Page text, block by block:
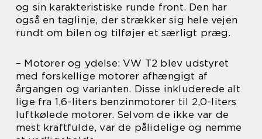
og sin karakteristiske runde front. Den har
også en taglinje, der strækker sig hele vejen
rundt om bilen og tilføjer et særligt præg.
– Motorer og ydelse: VW T2 blev udstyret
med forskellige motorer afhængigt af
årgangen og varianten. Disse inkluderede alt
lige fra 1,6-liters benzinmotorer til 2,0-liters
luftkølede motorer. Selvom de ikke var de
mest kraftfulde, var de pålidelige og nemme